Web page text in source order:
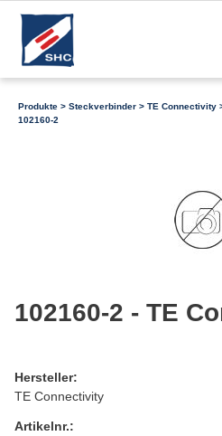
Produkte > Steckverbinder > TE Connectivity
102160-2
102160-2 - TE
Hersteller:
TE Connectivity
Artikelnr.: